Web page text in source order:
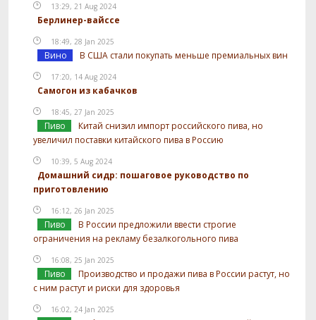
13:29, 21 Aug 2024
Берлинер-вайссе
18:49, 28 Jan 2025
Вино В США стали покупать меньше премиальных вин
17:20, 14 Aug 2024
Самогон из кабачков
18:45, 27 Jan 2025
Пиво
Китай снизил импорт российского пива, но
увеличил поставки китайского пива в Россию
10:39, 5 Aug 2024
Домашний сидр: пошаговое руководство по
приготовлению
16:12, 26 Jan 2025
Пиво
В России предложили ввести строгие
ограничения на рекламу безалкогольного пива
16:08, 25 Jan 2025
Пиво
Производство и продажи пива в России растут, но
с ним растут и риски для здоровья
16:02, 24 Jan 2025